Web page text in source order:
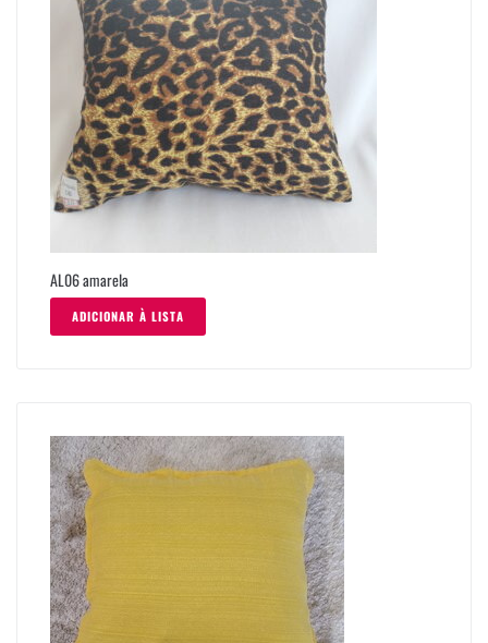
AL06 amarela
ADICIONAR À LISTA